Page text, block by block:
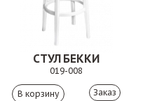
СТУЛ БЕККИ
019-008
Заказ